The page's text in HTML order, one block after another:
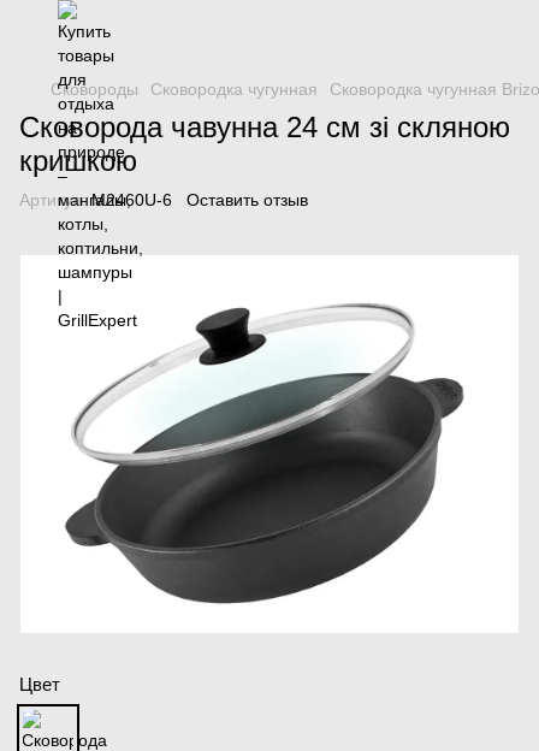
Сковороды Сковородка чугунная Сковородка чугунная
Сковорода чавунна 24 см зі скляною
кришкою
Артикул:M2460U-6 Оставить отзыв
Цвет